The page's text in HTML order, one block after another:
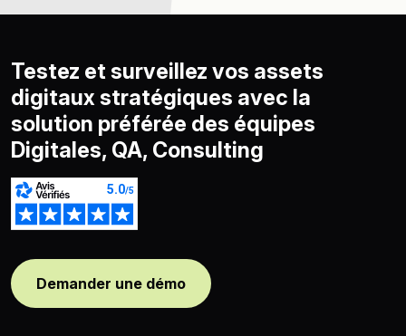
Testez et surveillez vos assets
digitaux stratégiques avec la
solution préférée des équipes
Digitales, QA, Consulting
Demander une démo